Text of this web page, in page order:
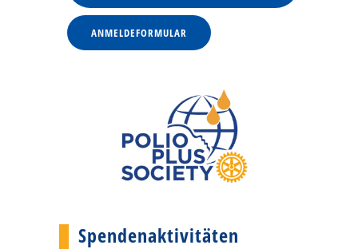
ANMELDEFORMULAR
Spendenaktivitäten